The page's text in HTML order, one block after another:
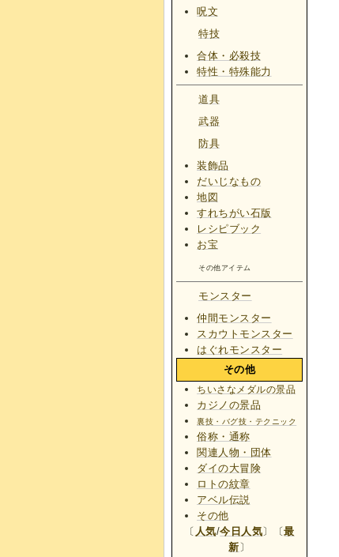
呪文
特技
合体・必殺技
特性・特殊能力
道具
武器
防具
装飾品
だいじなもの
地図
すれちがい石版
レシピブック
お宝
その他アイテム
モンスター
仲間モンスター
スカウトモンスター
はぐれモンスター
その他
ちいさなメダルの景品
カジノの景品
裏技・バグ技・テクニック
俗称・通称
関連人物・団体
ダイの大冒険
ロトの紋章
アベル伝説
その他
〔 人気/今日人気〕〔最
新 〕